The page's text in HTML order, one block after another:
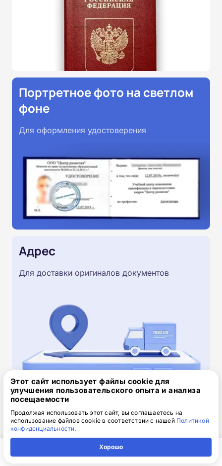
Портретное фото на светлом
фоне
Для оформления удостоверения
Адрес
Для доставки оригиналов документов
Скачайте заявку на обучение
.doc, 32.52 Кб
Скачайте шаблон, заполните и отправьте по
Обязательно укажите контактный номер телефон.
Этот сайт использует файлы cookie для
улучшения пользовательского опыта и анализа
посещаемости
Продолжая использовать этот сайт, вы соглашаетесь на
использование файлов cookie в соответствии с нашей Политикой
конфиденциальности.
Хорошо